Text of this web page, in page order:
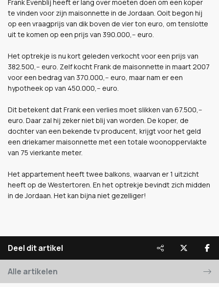
Frank Evenblij heeft er lang over moeten doen om een koper
te vinden voor zijn maisonnette in de Jordaan. Ooit begon hij
op een vraagprijs van dik boven de vier ton euro, om tenslotte
uit te komen op een prijs van 390.000,-- euro.
Het optrekje is nu kort geleden verkocht voor een prijs van
382.500,-- euro. Zelf kocht Frank de maisonnette in maart 2007
voor een bedrag van 370.000,-- euro, maar nam er een
hypotheek op van 450.000,-- euro.
Dit betekent dat Frank een verlies moet slikken van 67.500,--
euro. Daar zal hij zeker niet blij van worden. De koper, de
dochter van een bekende tv producent, krijgt voor het geld
een driekamer maisonnette met een totale woonoppervlakte
van 75 vierkante meter.
Het appartement heeft twee balkons, waarvan er 1 uitzicht
heeft op de Westertoren. En het optrekje bevindt zich midden
in de Jordaan. Het kan bijna niet gezelliger!
Deel dit artikel
Alle artikelen